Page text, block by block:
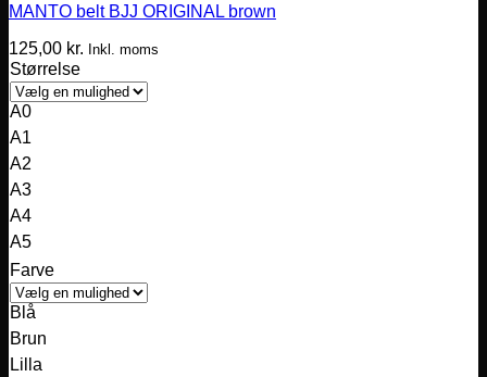
MANTO belt BJJ ORIGINAL brown
125,00 kr. Inkl. moms
Størrelse
A0
A1
A2
A3
A4
A5
Farve
Blå
Brun
Lilla